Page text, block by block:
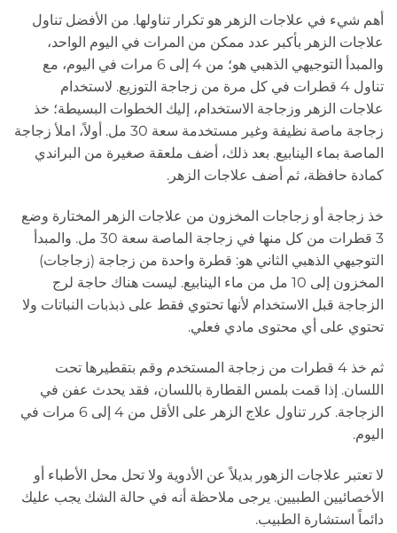
أهم شيء في علاجات الزهر هو تكرار تناولها. من الأفضل تناول
علاجات الزهر بأكبر عدد ممكن من المرات في اليوم الواحد،
والمبدأ التوجيهي الذهبي هو؛ من 4 إلى 6 مرات في اليوم، مع
تناول 4 قطرات في كل مرة من زجاجة التوزيع. لاستخدام
علاجات الزهر وزجاجة الاستخدام، إليك الخطوات البسيطة؛ خذ
زجاجة ماصة نظيفة وغير مستخدمة سعة 30 مل. أولاً، املأ زجاجة
الماصة بماء الينابيع. بعد ذلك، أضف ملعقة صغيرة من البراندي
كمادة حافظة، ثم أضف علاجات الزهر.
خذ زجاجة أو زجاجات المخزون من علاجات الزهر المختارة وضع
3 قطرات من كل منها في زجاجة الماصة سعة 30 مل. والمبدأ
التوجيهي الذهبي الثاني هو: قطرة واحدة من زجاجة (زجاجات)
المخزون إلى 10 مل من ماء الينابيع. ليست هناك حاجة لرج
الزجاجة قبل الاستخدام لأنها تحتوي فقط على ذبذبات النباتات ولا
تحتوي على أي محتوى مادي فعلي.
ثم خذ 4 قطرات من زجاجة المستخدم وقم بتقطيرها تحت
اللسان. إذا قمت بلمس القطارة باللسان، فقد يحدث عفن في
الزجاجة. كرر تناول علاج الزهر على الأقل من 4 إلى 6 مرات في
اليوم.
لا تعتبر علاجات الزهور بديلاً عن الأدوية ولا تحل محل الأطباء أو
الأخصائيين الطبيين. يرجى ملاحظة أنه في حالة الشك يجب عليك
دائماً استشارة الطبيب.